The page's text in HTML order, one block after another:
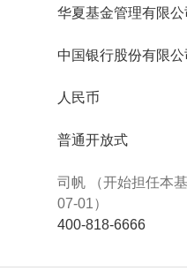
华夏基金管理有限公
中国银行股份有限公
人民币
普通开放式
司帆 （开始担任本
07-01）
400-818-6666